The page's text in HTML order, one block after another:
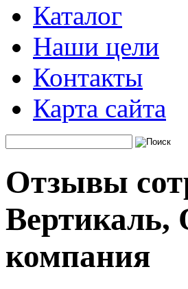
Каталог
Наши цели
Контакты
Карта сайта
Отзывы
Вертикаль,
компания